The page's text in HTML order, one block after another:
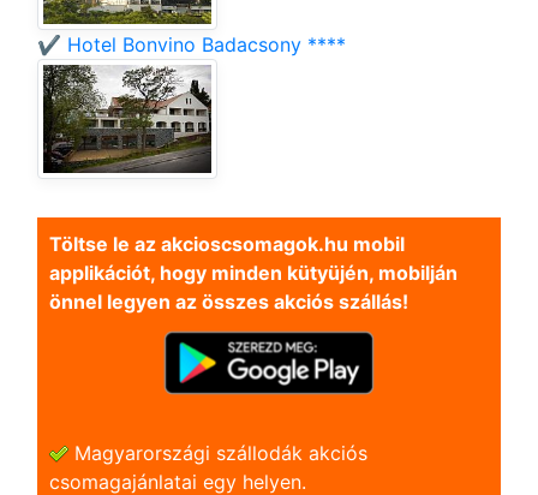
✔️ Hotel Bonvino Badacsony ****
Töltse le az akcioscsomagok.hu mobil
applikációt, hogy minden kütyüjén, mobilján
önnel legyen az összes akciós szállás!
Magyarországi szállodák akciós
csomagajánlatai egy helyen.